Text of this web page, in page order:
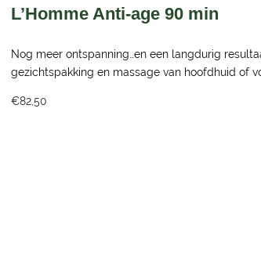
L’Homme Anti-age 90 min
Nog meer ontspanning…en een langdurig
gezichtspakking en massage van hoofdhuid of
€82,50